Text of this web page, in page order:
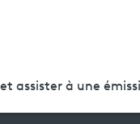
assister à une